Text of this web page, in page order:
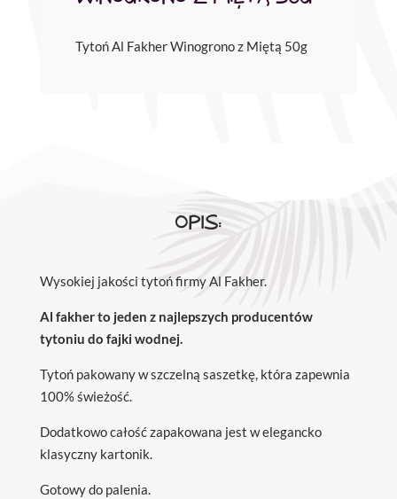
Tytoń Al Fakher Winogrono z Miętą 50g
OPIS:
Wysokiej jakości tytoń firmy Al Fakher.
Al fakher to jeden z najlepszych producentów
tytoniu do fajki wodnej.
Tytoń pakowany w szczelną saszetkę, która zapewnia
100% świeżość.
Dodatkowo całość zapakowana jest w elegancko
klasyczny kartonik.
Gotowy do palenia.